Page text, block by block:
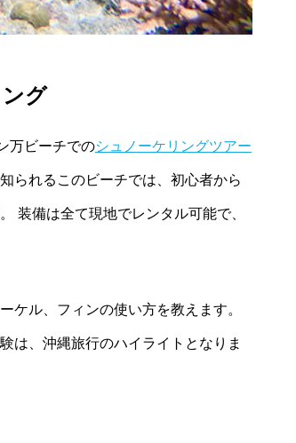
グ
万ビーチでのシュノーケリングツアー
られるこのビーチでは、初心者から
装備は全て現地でレンタル可能で、
ケル、フィンの使い方を教えます。
は、沖縄旅行のハイライトとなりま